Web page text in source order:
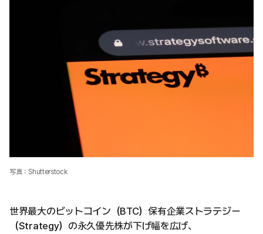
写真：Shutterstock
世界最大のビットコイン（BTC）保有企業ストラテジー
（Strategy）の永久優先株が下げ幅を広げ、